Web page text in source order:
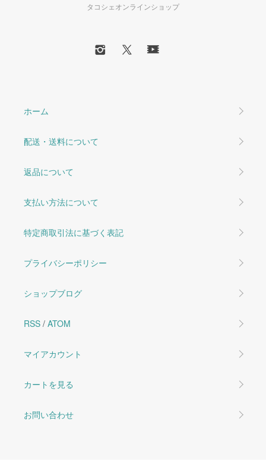
タコシェオンラインショップ
ホーム
配送・送料について
返品について
支払い方法について
特定商取引法に基づく表記
プライバシーポリシー
ショップブログ
RSS / ATOM
マイアカウント
カートを見る
お問い合わせ